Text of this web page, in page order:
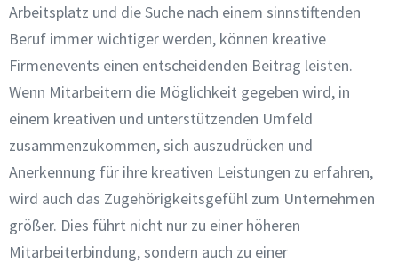
Arbeitsplatz und die Suche nach einem sinnstiftenden
Beruf immer wichtiger werden, können kreative
Firmenevents einen entscheidenden Beitrag leisten.
Wenn Mitarbeitern die Möglichkeit gegeben wird, in
einem kreativen und unterstützenden Umfeld
zusammenzukommen, sich auszudrücken und
Anerkennung für ihre kreativen Leistungen zu erfahren,
wird auch das Zugehörigkeitsgefühl zum Unternehmen
größer. Dies führt nicht nur zu einer höheren
Mitarbeiterbindung, sondern auch zu einer